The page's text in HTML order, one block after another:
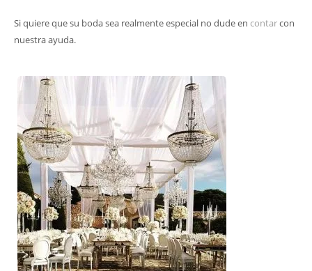
Si quiere que su boda sea realmente especial no dude en contarcon
nuestra ayuda.